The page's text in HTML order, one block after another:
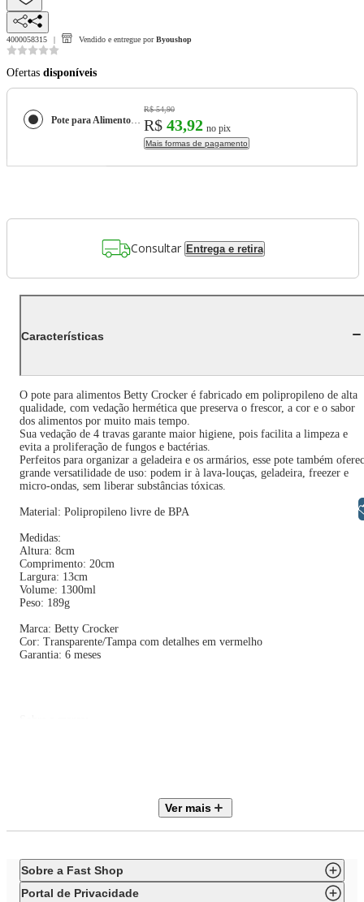
4000058315 Vendido e entregue por Byoushop
Ofertas disponíveis
Pote para Alimentos Hermético com Trava 1300ml Betty Crocker
R$ 54,90
R$ 43,92 no pix
Mais formas de pagamento
Consultar Entrega e retira
Características
O pote para alimentos Betty Crocker é fabricado em polipropileno de alta
qualidade, com vedação hermética que preserva o frescor, a cor e o sabor
dos alimentos por muito mais tempo.
Sua vedação de 4 travas garante maior higiene, pois facilita a limpeza e
evita a proliferação de fungos e bactérias.
Perfeitos para organizar a geladeira e os armários, esse pote também
grande versatilidade de uso: podem ir à lava-louças, geladeira, freezer e
micro-ondas, sem liberar substâncias tóxicas.
Material: Polipropileno livre de BPA
Medidas:
Altura: 8cm
Comprimento: 20cm
Largura: 13cm
Volume: 1300ml
Peso: 189g
Marca: Betty Crocker
Cor: Transparente/Tampa com detalhes em vermelho
Garantia: 6 meses
receitas. Além de misturas práticas para bolos, biscoitos, brownies e
coberturas, a marca também desenvolveu diversos produtos para
Ver mais
Sobre a Fast Shop
Portal de Privacidade